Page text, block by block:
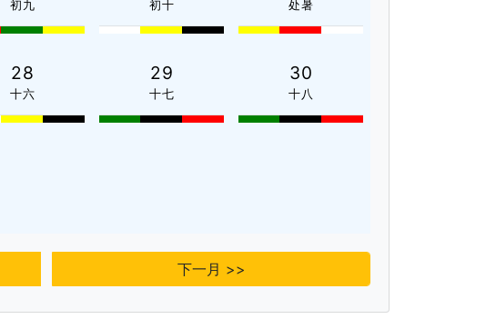
初九 初十 处暑
28
十六
29
十七
30
十八
下一月 >>